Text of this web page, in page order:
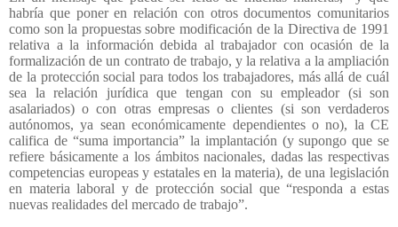
habría que poner en relación con otros documentos comunitarios
como son la propuestas sobre modificación de la Directiva de 1991
relativa a la información debida al trabajador con ocasión de la
formalización de un contrato de trabajo, y la relativa a la ampliación
de la protección social para todos los trabajadores, más allá de cuál
sea la relación jurídica que tengan con su empleador (si son
asalariados) o con otras empresas o clientes (si son verdaderos
autónomos, ya sean económicamente dependientes o no), la CE
califica de “suma importancia” la implantación (y supongo que se
refiere básicamente a los ámbitos nacionales, dadas las respectivas
competencias europeas y estatales en la materia), de una legislación
en materia laboral y de protección social que “responda a estas
nuevas realidades del mercado de trabajo”.